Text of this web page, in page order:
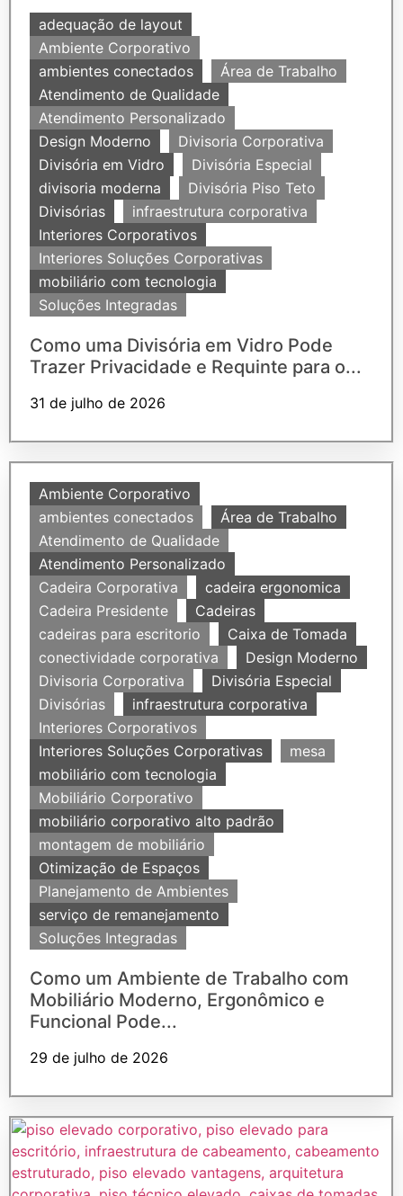
adequação de layout
Ambiente Corporativo
ambientes conectados
Área de Trabalho
Atendimento de Qualidade
Atendimento Personalizado
Design Moderno
Divisoria Corporativa
Divisória em Vidro
Divisória Especial
divisoria moderna
Divisória Piso Teto
Divisórias
infraestrutura corporativa
Interiores Corporativos
Interiores Soluções Corporativas
mobiliário com tecnologia
Soluções Integradas
Como uma Divisória em Vidro Pode
Trazer Privacidade e Requinte para o...
31 de julho de 2026
Ambiente Corporativo
ambientes conectados
Área de Trabalho
Atendimento de Qualidade
Atendimento Personalizado
Cadeira Corporativa
cadeira ergonomica
Cadeira Presidente
Cadeiras
cadeiras para escritorio
Caixa de Tomada
conectividade corporativa
Design Moderno
Divisoria Corporativa
Divisória Especial
Divisórias
infraestrutura corporativa
Interiores Corporativos
Interiores Soluções Corporativas
mesa
mobiliário com tecnologia
Mobiliário Corporativo
mobiliário corporativo alto padrão
montagem de mobiliário
Otimização de Espaços
Planejamento de Ambientes
serviço de remanejamento
Soluções Integradas
Como um Ambiente de Trabalho com
Mobiliário Moderno, Ergonômico e
Funcional Pode...
29 de julho de 2026